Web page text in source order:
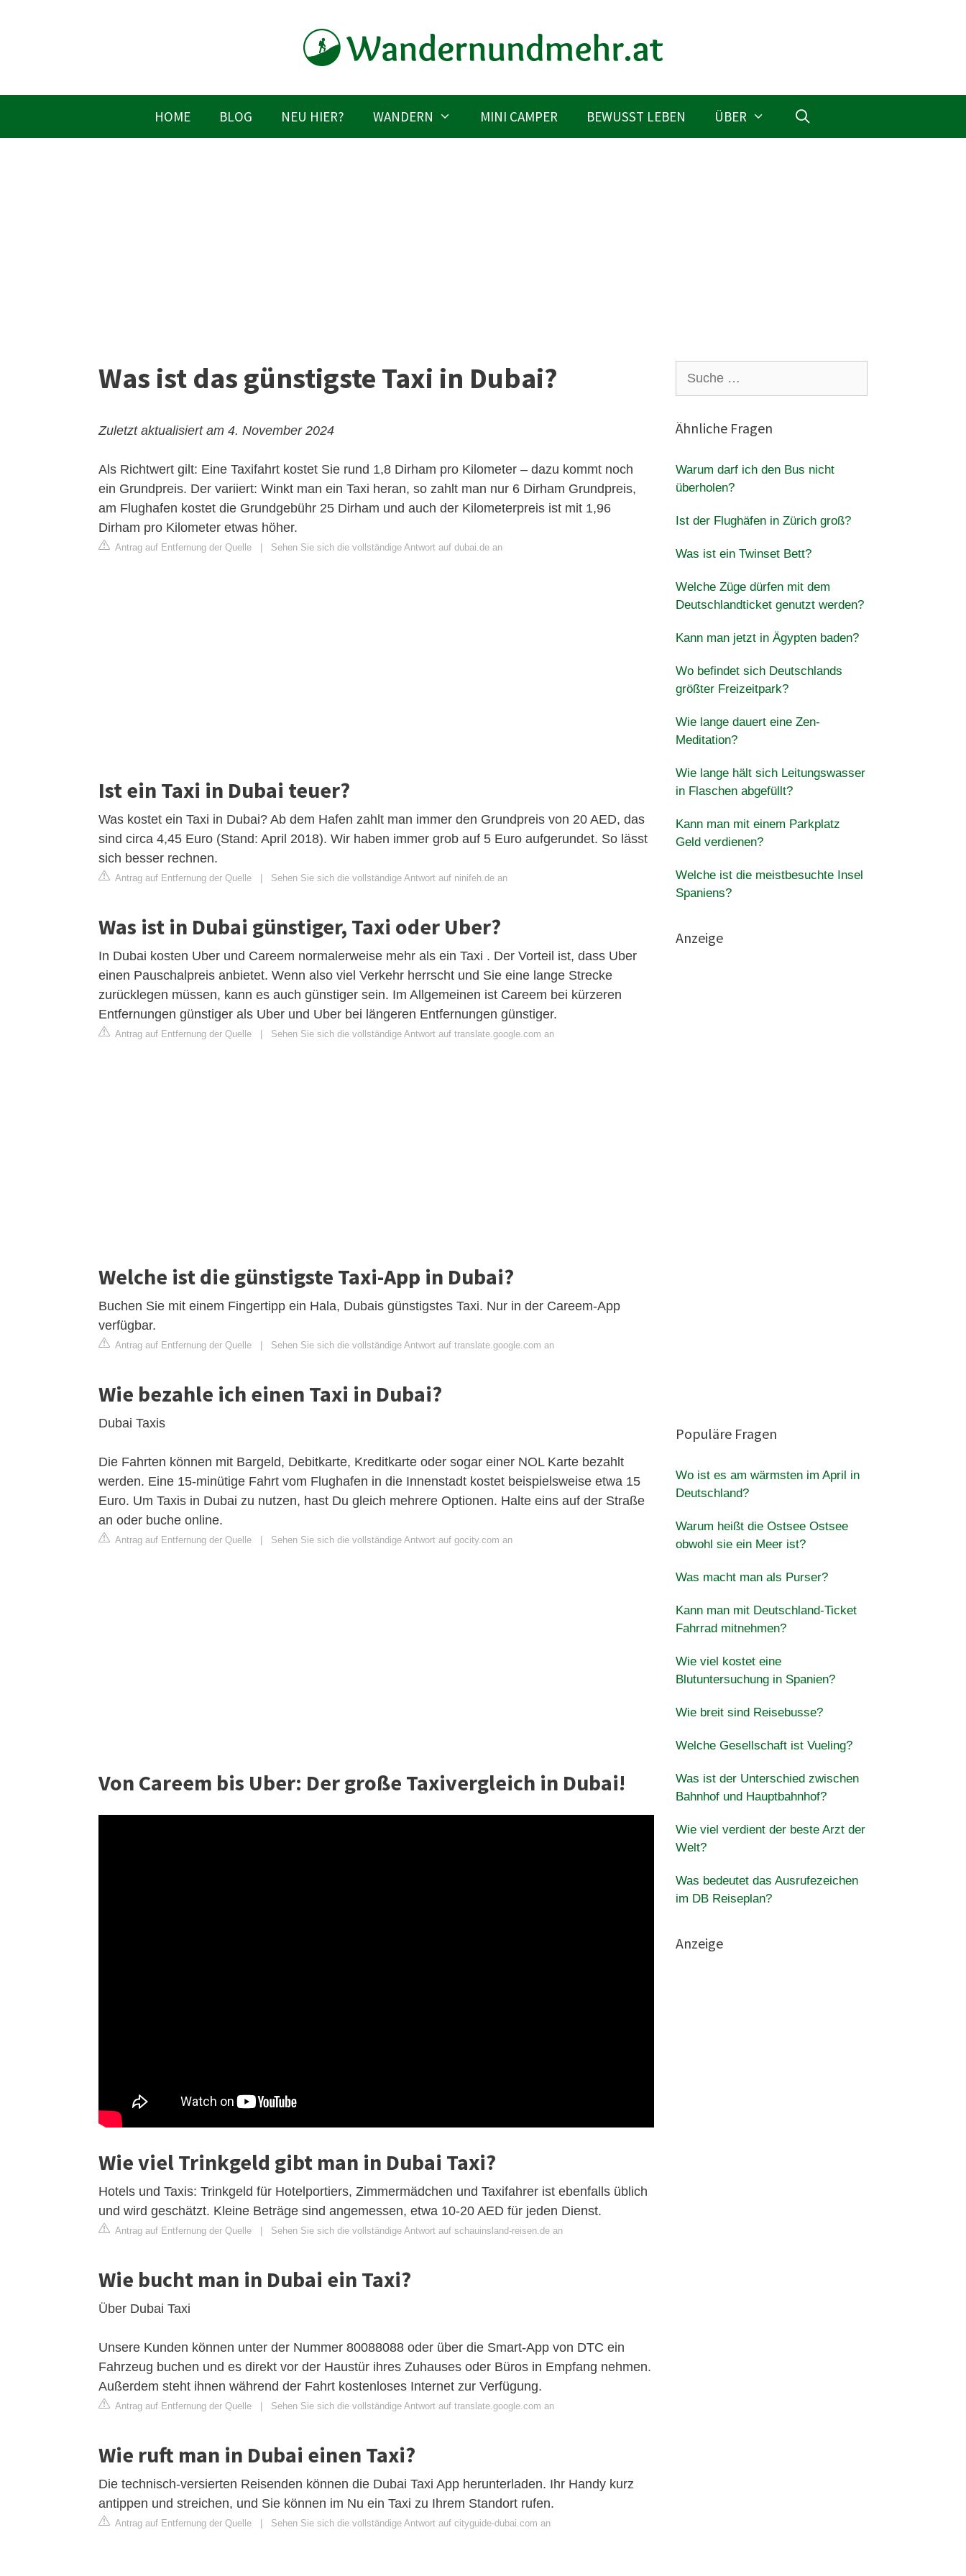
HOME BLOG NEU HIER? WANDERN MINI CAMPER BEWUSST LEBEN ÜBER
Was ist das günstigste Taxi in Dubai?
Zuletzt aktualisiert am 4. November 2024
Als Richtwert gilt: Eine Taxifahrt kostet Sie rund 1,8 Dirham pro Kilometer – dazu kommt noch
ein Grundpreis. Der variiert: Winkt man ein Taxi heran, so zahlt man nur 6 Dirham Grundpreis,
am Flughafen kostet die Grundgebühr 25 Dirham und auch der Kilometerpreis ist mit 1,96
Dirham pro Kilometer etwas höher.
Antrag auf Entfernung der Quelle Sehen Sie sich die vollständige Antwort auf dubai.de an
Ist ein Taxi in Dubai teuer?
Was kostet ein Taxi in Dubai? Ab dem Hafen zahlt man immer den Grundpreis von 20 AED, das
sind circa 4,45 Euro (Stand: April 2018). Wir haben immer grob auf 5 Euro aufgerundet. So lässt
sich besser rechnen.
Antrag auf Entfernung der Quelle Sehen Sie sich die vollständige Antwort auf ninifeh.de an
Was ist in Dubai günstiger, Taxi oder Uber?
In Dubai kosten Uber und Careem normalerweise mehr als ein Taxi . Der Vorteil ist, dass Uber
einen Pauschalpreis anbietet. Wenn also viel Verkehr herrscht und Sie eine lange Strecke
zurücklegen müssen, kann es auch günstiger sein. Im Allgemeinen ist Careem bei kürzeren
Entfernungen günstiger als Uber und Uber bei längeren Entfernungen günstiger.
Antrag auf Entfernung der Quelle Sehen Sie sich die vollständige Antwort auf translate.google.com an
Welche ist die günstigste Taxi-App in Dubai?
Buchen Sie mit einem Fingertipp ein Hala, Dubais günstigstes Taxi. Nur in der Careem-App
verfügbar.
Antrag auf Entfernung der Quelle Sehen Sie sich die vollständige Antwort auf translate.google.com an
Wie bezahle ich einen Taxi in Dubai?
Dubai Taxis
Die Fahrten können mit Bargeld, Debitkarte, Kreditkarte oder sogar einer NOL Karte bezahlt
werden. Eine 15-minütige Fahrt vom Flughafen in die Innenstadt kostet beispielsweise etwa 15
Euro. Um Taxis in Dubai zu nutzen, hast Du gleich mehrere Optionen. Halte eins auf der Straße
an oder buche online.
Antrag auf Entfernung der Quelle Sehen Sie sich die vollständige Antwort auf gocity.com an
Von Careem bis Uber: Der große Taxivergleich in Dubai!
Wie viel Trinkgeld gibt man in Dubai Taxi?
Hotels und Taxis: Trinkgeld für Hotelportiers, Zimmermädchen und Taxifahrer ist ebenfalls üblich
und wird geschätzt. Kleine Beträge sind angemessen, etwa 10-20 AED für jeden Dienst.
Antrag auf Entfernung der Quelle | Sehen Sie sich die vollständige Antwort auf schauinsland-reisen.de an
Wie bucht man in Dubai ein Taxi?
Über Dubai Taxi
Unsere Kunden können unter der Nummer 80088088 oder über die Smart-App von DTC ein
Fahrzeug buchen und es direkt vor der Haustür ihres Zuhauses oder Büros in Empfang nehmen.
Außerdem steht ihnen während der Fahrt kostenloses Internet zur Verfügung.
Antrag auf Entfernung der Quelle | Sehen Sie sich die vollständige Antwort auf translate.google.com an
Wie ruft man in Dubai einen Taxi?
Die technisch-versierten Reisenden können die Dubai Taxi App herunterladen. Ihr Handy kurz
antippen und streichen, und Sie können im Nu ein Taxi zu Ihrem Standort rufen.
Antrag auf Entfernung der Quelle | Sehen Sie sich die vollständige Antwort auf cityguide-dubai.com an
nach:
Ähnliche Fragen
Warum darf ich den Bus nicht
überholen?
Ist der Flughäfen in Zürich groß?
Was ist ein Twinset Bett?
Welche Züge dürfen mit dem
Deutschlandticket genutzt werden?
Kann man jetzt in Ägypten baden?
Wo befindet sich Deutschlands
größter Freizeitpark?
Wie lange dauert eine Zen-
Meditation?
Wie lange hält sich Leitungswasser
in Flaschen abgefüllt?
Kann man mit einem Parkplatz
Geld verdienen?
Welche ist die meistbesuchte Insel
Spaniens?
Anzeige
Populäre Fragen
Wo ist es am wärmsten im April in
Deutschland?
Warum heißt die Ostsee Ostsee
obwohl sie ein Meer ist?
Was macht man als Purser?
Kann man mit Deutschland-Ticket
Fahrrad mitnehmen?
Wie viel kostet eine
Blutuntersuchung in Spanien?
Wie breit sind Reisebusse?
Welche Gesellschaft ist Vueling?
Was ist der Unterschied zwischen
Bahnhof und Hauptbahnhof?
Wie viel verdient der beste Arzt der
Welt?
Was bedeutet das Ausrufezeichen
im DB Reiseplan?
Anzeige